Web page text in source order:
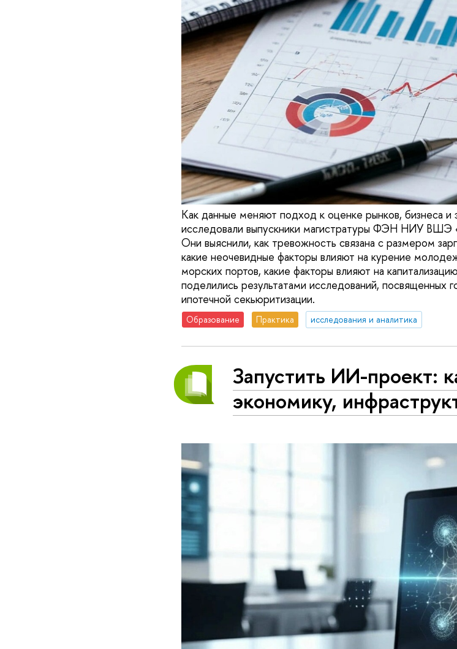
Как данные меняют подход к оценке рынков, бизнеса и
исследовали выпускники магистратуры ФЭН НИУ ВШЭ
Они выяснили, как тревожность связана с размером
какие неочевидные факторы влияют на курение
морских портов, какие факторы влияют на
поделились результатами исследований,
ипотечной секьюритизации.
Образование Практика исследования и аналитика
Запустить ИИ-проект:
экономику,